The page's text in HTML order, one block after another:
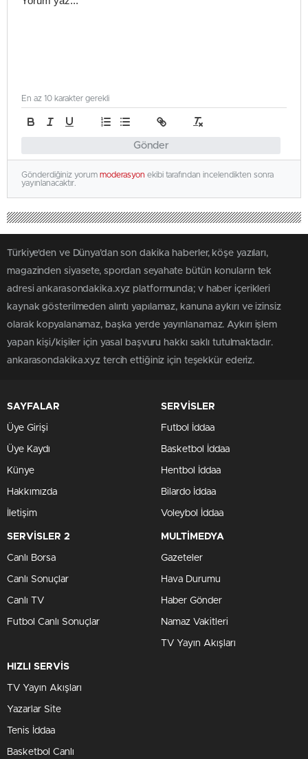
Gönder
En az 10 karakter gerekli
Gönderdiğiniz yorum moderasyon ekibi tarafından incelendikten sonra
yayınlanacaktır.
Türkiye'den ve Dünya’dan son dakika haberler, köşe yazıları,
magazinden siyasete, spordan seyahate bütün konuların tek
adresi ankarasondakika.xyz platformunda; v haber içerikleri
kaynak gösterilmeden alıntı yapılamaz, kanuna aykırı ve izinsiz
olarak kopyalanamaz, başka yerde yayınlanamaz. Aykırı işlem
yapan kişi/kişiler için yasal başvuru hakkı saklı tutulmaktadır.
ankarasondakika.xyz tercih ettiğiniz için teşekkür ederiz.
SAYFALAR
Üye Girişi
Üye Kaydı
Künye
Hakkımızda
İletişim
SERVİSLER
Futbol İddaa
Basketbol İddaa
Hentbol İddaa
Bilardo İddaa
Voleybol İddaa
SERVİSLER 2
Canlı Borsa
Canlı Sonuçlar
Canlı TV
Futbol Canlı Sonuçlar
MULTİMEDYA
Gazeteler
Hava Durumu
Haber Gönder
Namaz Vakitleri
TV Yayın Akışları
HIZLI SERVİS
TV Yayın Akışları
Yazarlar Site
Tenis İddaa
Basketbol Canlı